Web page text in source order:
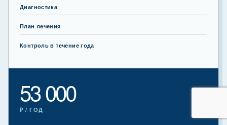
Диагностика
План лечения
Контроль в течение года
53 000
₽ / ГОД